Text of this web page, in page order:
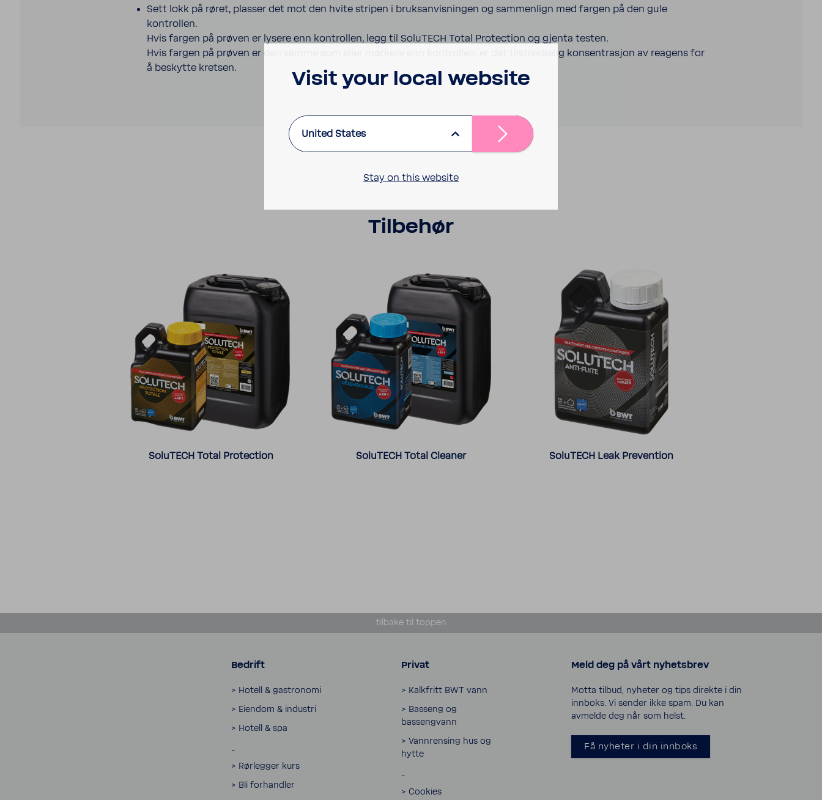
Sett lokk på røret, plasser det mot den hvite stripen i bruksanvisningen og sammenlign med fargen på den gule
kontrollen.
Hvis fargen på prøven er lysere enn kontrollen, legg til SoluTECH Total Protection og gjenta testen.
Hvis fargen på prøven er den samme som eller mørkere enn kontrollen, er det tilstrekkelig konsentrasjon av reagens for
å beskytte kretsen.
Tilbehør
SoluTECH Total Protection SoluTECH Total Cleaner SoluTECH Leak Prevention
tilbake til toppen
Bedrift
> Hotell & gastronomi
> Eiendom & industri
> Hotell & spa
> Rørlegger kurs
> Bli forhandler
Privat
> Kalkfritt BWT vann
> Basseng og
bassengvann
> Vannrensing hus og
hytte
> Cookies
Meld deg på vårt nyhetsbrev
Motta tilbud, nyheter og tips direkte i din
innboks. Vi sender ikke spam. Du kan
avmelde deg når som helst.
Få nyheter i din innboks
Visit your local website
United States
Stay on this website